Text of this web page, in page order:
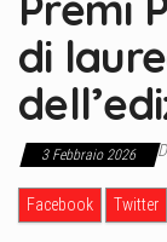
di
3 Febbraio 2026
Facebook Twitter